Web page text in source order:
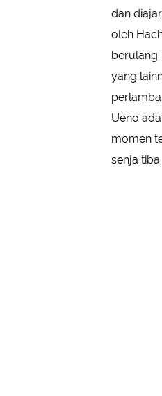
dan
oleh
yang
Ueno
momen
senja tiba.